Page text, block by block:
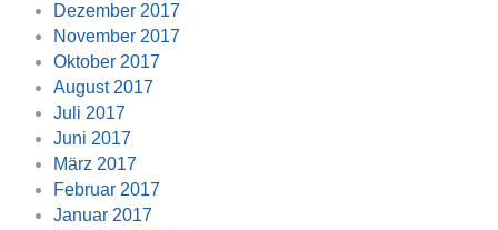
Dezember 2017
November 2017
Oktober 2017
August 2017
Juli 2017
Juni 2017
März 2017
Februar 2017
Januar 2017